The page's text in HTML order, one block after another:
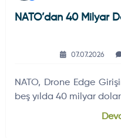
NATO’dan 40 Milyar
07.07.2026
NATO, Drone Edge
beş yılda 40 milyar
Füze ve Roketler